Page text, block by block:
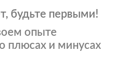
будьте первыми!
опыте
плюсах и минусах